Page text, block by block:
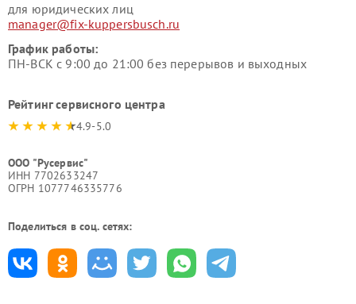
для юридических лиц
manager@fix-kuppersbusch.ru
График работы:
ПН-ВСК с 9:00 до 21:00 без перерывов и выходных
Рейтинг сервисного центра
4.9-5.0
ООО "Русервис"
ИНН 7702633247
ОГРН 1077746335776
Поделиться в соц. сетях: